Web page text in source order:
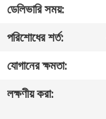
আমাদের
সাথে
যোগাযোগ
করুন
ডেলিভারি সময়:
পরিশোধের শর্ত:
যোগানের ক্ষমতা:
লক্ষণীয় করা: